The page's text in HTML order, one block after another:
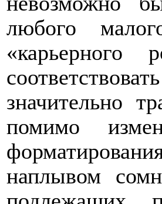
любого
«карьерного
значительно
помимо
наплывом